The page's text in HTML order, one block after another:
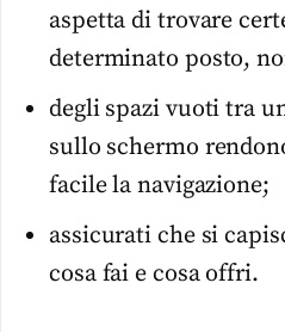
aspetta di trovare
determinato posto,
degli spazi vuoti tra
sullo schermo
facile la navigazione;
assicurati che si
cosa fai e cosa offri.